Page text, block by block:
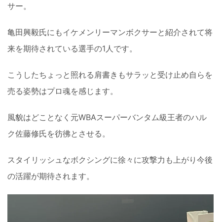
サー。
亀田興毅氏にもイケメンリーマンボクサーと紹介されて将
来を期待されている選手の1人です。
こうしたちょっと照れる肩書きもサラッと受け止め自らを
売る姿勢はプロ魂を感じます。
風貌はどことなく元WBAスーパーバンタム級王者のハル
ク佐藤修氏を彷彿とさせる。
スタイリッシュなボクシングに徐々に攻撃力も上がり今後
の活躍が期待されます。